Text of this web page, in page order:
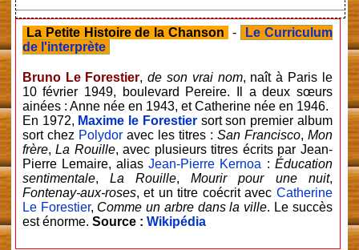
La Petite Histoire de la Chanson -
Le Curriculum
de l'interprète
Bruno Le Forestier,de son vrai nom, naît à Paris le
10 février 1949, boulevard Pereire. Il a deux sœurs
ainées : Anne née en 1943, et Catherine née en 1946.
En 1972, Maxime le Forestiersort son premier album
sort chez Polydoravec les titres : San Francisco, Mon
frère,La Rouille, avec plusieurs titres écrits par Jean-
Pierre Lemaire, aliasJean-Pierre Kernoa : Éducation
sentimentale, La Rouille,Mourir pour une nuit,
Fontenay-aux-roses, et un titre coécrit avec Catherine
Le Forestier, Comme un arbre dans la ville. Le succès
est énorme. Source : Wikipédia